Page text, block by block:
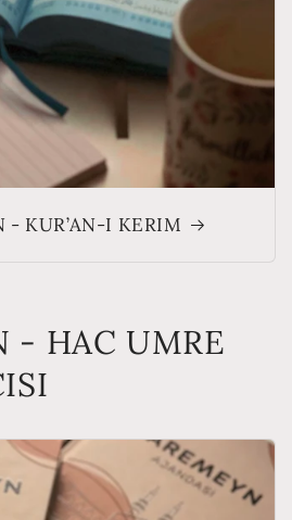
- KUR’AN-I KERIM
- HAC UMRE